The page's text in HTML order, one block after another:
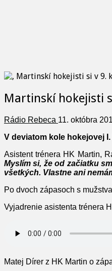
Martinskí hokejisti
Rádio Rebeca 11. októbra
V deviatom kole hokejovej
Asistent trénera HK Martin,
Myslím si, že od začiatku
všetkých. Vlastne ani
Po dvoch zápasoch s
Vyjadrenie asistenta trénera
Matej Dírer z HK Martin o